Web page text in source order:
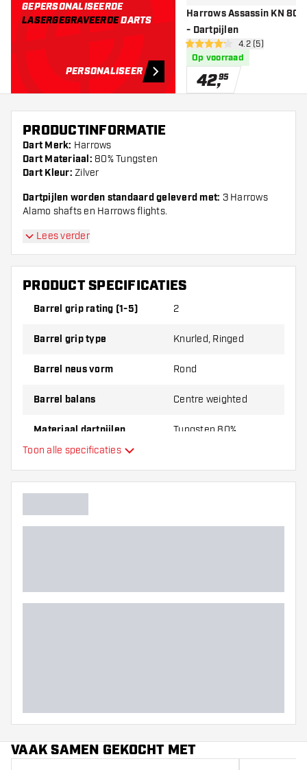
GEPERSONALISEERDE
LASERGEGRAVEERDEDARTS
PERSONALISEER
Harrows Assassin KN
- Dartpijlen
open reviews
4.2 score sterren4.2 (5)
Op voorraad
42,95
PRODUCTINFORMATIE
Dart Merk: Harrows
Dart Materiaal: 80% Tungsten
Dart Kleur: Zilver
Dartpijlen worden standaard geleverd met: 3 Harrows
Alamo shafts en Harrows flights.
Lees verder
PRODUCT SPECIFICATIES
Barrel grip rating (1-5) 2
Barrel grip type Knurled, Ringed
Barrel neus vorm Rond
Barrel balans Centre weighted
Materiaal dartpijlen Tungsten 80%
Dart speler
Toon alle specificaties
VAAK SAMEN GEKOCHT MET